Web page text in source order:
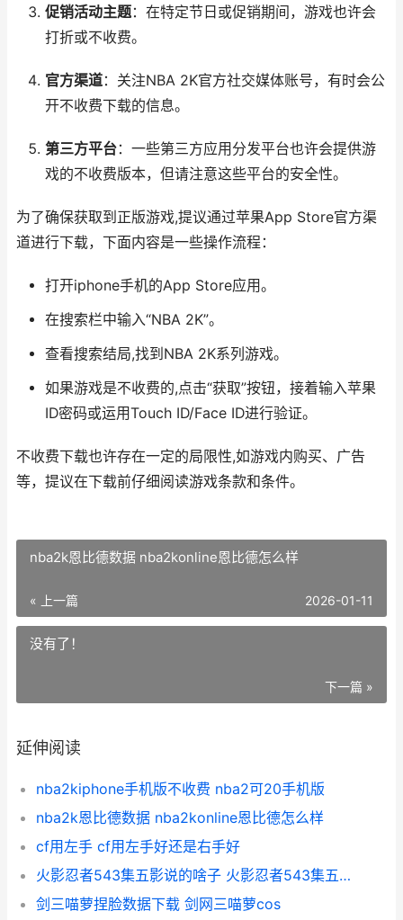
促销活动主题：在特定节日或促销期间，游戏也许会
打折或不收费。
官方渠道：关注NBA 2K官方社交媒体账号，有时会公
开不收费下载的信息。
第三方平台：一些第三方应用分发平台也许会提供游
戏的不收费版本，但请注意这些平台的安全性。
为了确保获取到正版游戏,提议通过苹果App Store官方渠
道进行下载，下面内容是一些操作流程：
打开iphone手机的App Store应用。
在搜索栏中输入“NBA 2K”。
查看搜索结局,找到NBA 2K系列游戏。
如果游戏是不收费的,点击“获取”按钮，接着输入苹果
ID密码或运用Touch ID/Face ID进行验证。
不收费下载也许存在一定的局限性,如游戏内购买、广告
等，提议在下载前仔细阅读游戏条款和条件。
nba2k恩比德数据 nba2konline恩比德怎么样
« 上一篇 2026-01-11
没有了！
下一篇 »
延伸阅读
nba2kiphone手机版不收费 nba2可20手机版
nba2k恩比德数据 nba2konline恩比德怎么样
cf用左手 cf用左手好还是右手好
火影忍者543集五影说的啥子 火影忍者543集五影是谁
剑三喵萝捏脸数据下载 剑网三喵萝cos